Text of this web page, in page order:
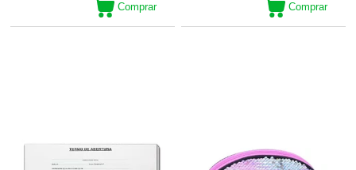
Comprar Comprar